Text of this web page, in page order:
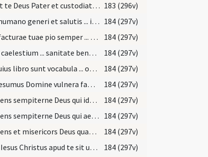
Benedicat te Deus Pater et custodiat te ... det tibi pacem. 183 (296v)
Deus qui humano generi et salutis ... in anima per haec sacrificia sentiat. 184 (297v)
Deus qui facturae tuae pio semper ... concede medicinam.
184 (297v)
Virtutum caelestium ... sanitate benedicat.
184 (297v)
Deus in cuius libro sunt vocabula ... optabilem sanitatem.
184 (297v)
Sana quaesumus Domine vulnera famuli tui aegritudinis ... adunari consortio.
184 (297v)
Omnipotens sempiterne Deus qui ideo delinquentibus occasionem ... sanus appareat.
184 (297v)
Omnipotens sempiterne Deus qui aegritudines animarum depellis ... reparentur officia. 184 (297v)
Omnipotens et misericors Deus quaesumus immensam pietatem tuam ... referant actionem.
184 (297v)
Dominus Iesus Christus apud te sit ut te reficiat ... ut te benedicat.
184 (297v)